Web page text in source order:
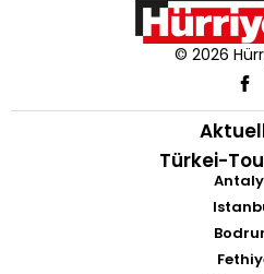
© 2026
Türkei-